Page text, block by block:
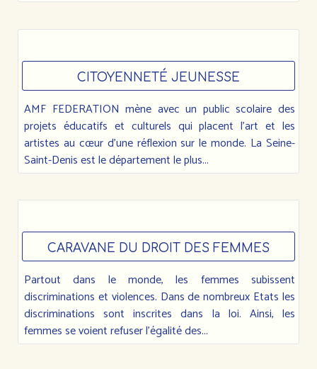
CITOYENNETÉ JEUNESSE
AMF FEDERATION mène avec un public scolaire des
projets éducatifs et culturels qui placent l’art et les
artistes au cœur d’une réflexion sur le monde. La Seine-
Saint-Denis est le département le plus...
CARAVANE DU DROIT DES FEMMES
Partout dans le monde, les femmes subissent
discriminations et violences. Dans de nombreux Etats les
discriminations sont inscrites dans la loi. Ainsi, les
femmes se voient refuser l’égalité des...